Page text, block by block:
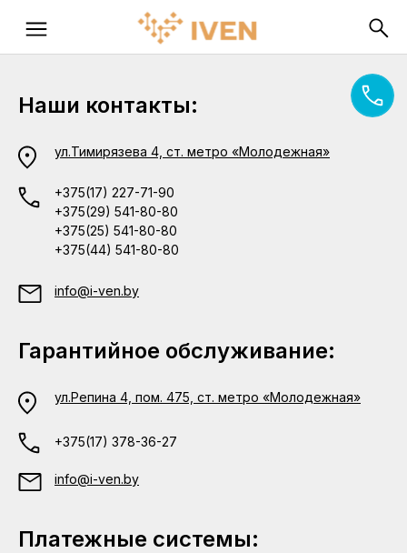
Наши контакты:
ул.Тимирязева 4, ст. метро «Молодежная»
+375(17) 227-71-90
+375(29) 541-80-80
+375(25) 541-80-80
+375(44) 541-80-80
info@i-ven.by
Гарантийное обслуживание:
ул.Репина 4, пом. 475, ст. метро «Молодежная»
+375(17) 378-36-27
info@i-ven.by
Платежные системы: